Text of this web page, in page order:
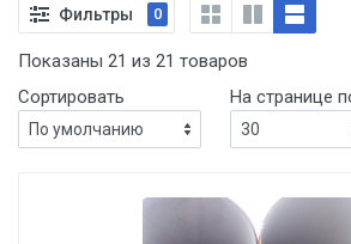
Фильтры 0
Показаны 21 из 21 товаров
Сортировать
На странице